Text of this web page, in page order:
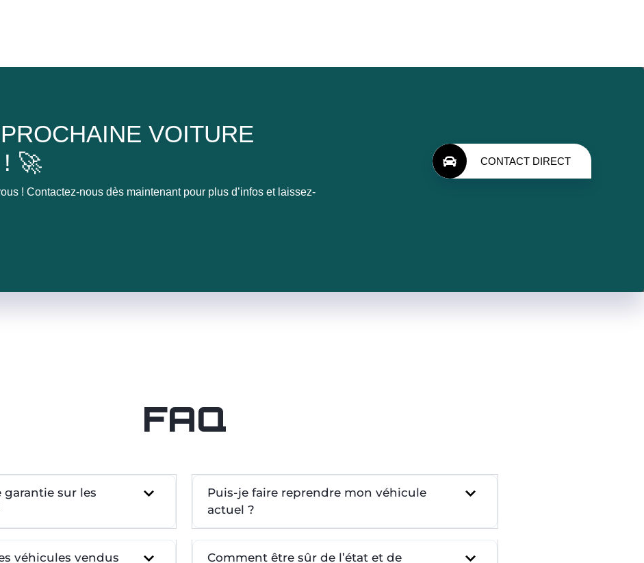
VOITURE
🚀
! Contactez-nous dès maintenant pour plus d’infos et laissez-
CONTACT DIRECT
FAQ
garantie sur les
véhicules vendus
Puis-je faire reprendre mon véhicule
actuel ?
Comment être sûr de l’état et de